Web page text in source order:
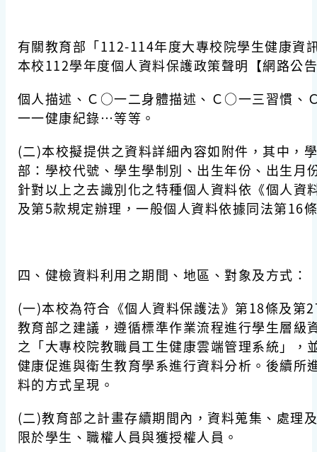
有關教育部「112-114年度大專校院學生健康資
本校112學年度個人資料保護政策聲明【網路公
個人描述、Ｃ○一二身體描述、Ｃ○一三習慣、
一一健康紀錄…等等。
(二)本校擬提供之資料詳細內容如附件，其中，
部：學校代號、學生學制別、出生年份、出生月
針對以上之去識別化之特種個人資料依《個人
及第5款規定辦理，一般個人資料依據同法第16
四、健檢資料利用之期間、地區、對象及方式：
(一)本校為符合《個人資料保護法》第18條及第
教育部之建議，遵循標準作業流程進行學生層級
之「大專校院教職員工生健康雲端管理系統」，
健康促進與衛生教育學系進行資料分析。後續所
料的方式呈現。
(二)教育部之計畫存續期間內，資料蒐集、處理
限於學生、職權人員與獲授權人員。